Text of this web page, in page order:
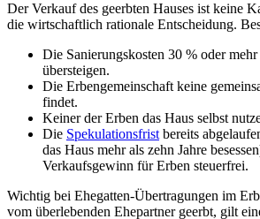
Der Verkauf des geerbten Hauses ist keine
die wirtschaftlich rationale Entscheidung.
Die Sanierungskosten 30 % oder
übersteigen.
Die Erbengemeinschaft keine
findet.
Keiner der Erben das Haus selbst
Die Spekulationsfrist bereits
das Haus mehr als zehn Jahre
Verkaufsgewinn für Erben steuerfrei.
Wichtig bei Ehegatten-Übertragungen im
vom überlebenden Ehepartner geerbt, gilt